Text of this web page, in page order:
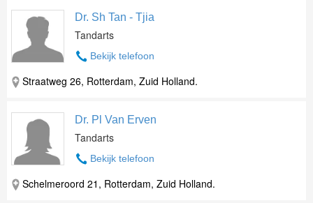
Dr. Sh Tan - Tjia
Tandarts
Bekijk telefoon
Straatweg 26, Rotterdam, Zuid Holland.
Dr. Pl Van Erven
Tandarts
Bekijk telefoon
Schelmeroord 21, Rotterdam, Zuid Holland.